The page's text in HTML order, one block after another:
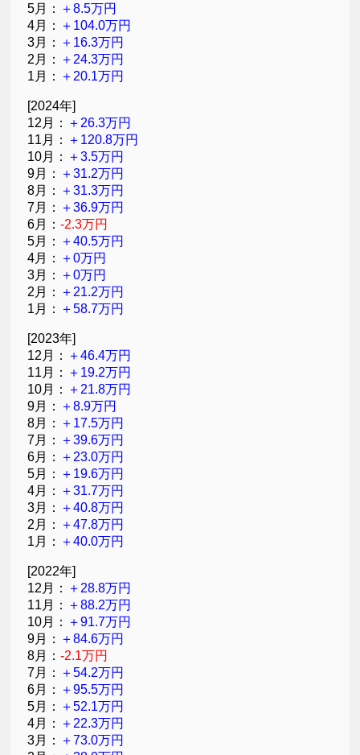
5月： ＋8.5万円
4月： ＋104.0万円
3月： ＋16.3万円
2月： ＋24.3万円
1月： ＋20.1万円
[2024年]
12月： ＋26.3万円
11月： ＋120.8万円
10月： ＋3.5万円
9月： ＋31.2万円
8月： ＋31.3万円
7月： ＋36.9万円
6月：-2.3万円
5月： ＋40.5万円
4月： ＋0万円
3月： ＋0万円
2月： ＋21.2万円
1月： ＋58.7万円
[2023年]
12月： ＋46.4万円
11月： ＋19.2万円
10月： ＋21.8万円
9月： ＋8.9万円
8月： ＋17.5万円
7月： ＋39.6万円
6月： ＋23.0万円
5月： ＋19.6万円
4月： ＋31.7万円
3月： ＋40.8万円
2月： ＋47.8万円
1月： ＋40.0万円
[2022年]
12月： ＋28.8万円
11月： ＋88.2万円
10月： ＋91.7万円
9月： ＋84.6万円
8月：-2.1万円
7月： ＋54.2万円
6月： ＋95.5万円
5月： ＋52.1万円
4月： ＋22.3万円
3月： ＋73.0万円